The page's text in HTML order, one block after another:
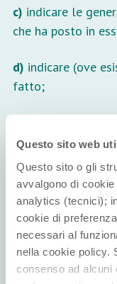
Questo sito web
Questo sito o gli
avvalgono di
analytics (tecnici);
cookie di
necessari al
nella cookie policy.
consenso ad alcuni
c) indicare le
che ha posto in
d) indicare (ove
fatto;
eventualmente
presente
dell’art. 13 del
alla protezione
trattamento dei
circolazione di tali
196/2003 (Codice
101/2018.